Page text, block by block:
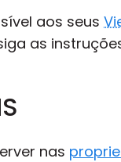
aos seus
as
nas